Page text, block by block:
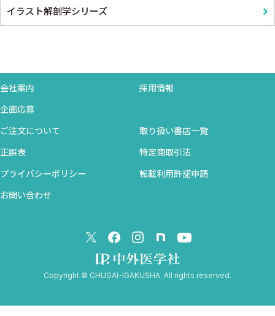
イラスト解剖学シリーズ
会社案内 採用情報
企画応募
ご注文について 取り扱い書店一覧
正誤表 特定商取引法
プライバシーポリシー 転載利用許諾申請
お問い合わせ
Copyright © CHUGAI-IGAKUSHA. All rights reserved.